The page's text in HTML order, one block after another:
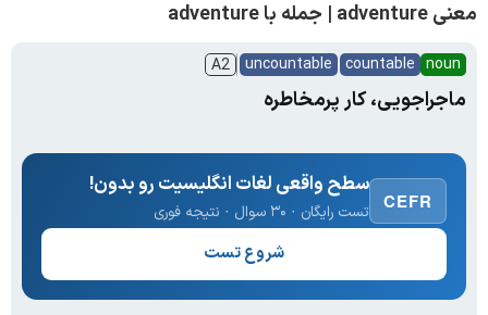
معنی adventure | جمله با adventure
noun
countable
uncountable
A2
ماجراجویی، کار پرمخاطره
CEFR
سطح واقعی لغات انگلیسیت رو بدون!
تست رایگان · ۳۰ سوال · نتیجه فوری
شروع تست